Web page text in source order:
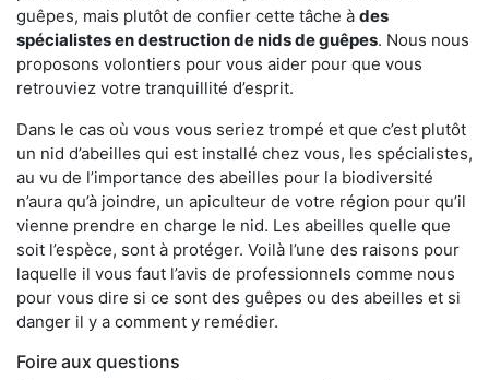
guêpes, mais plutôt de confier cette tâche à des
spécialistes en destruction de nids de guêpes. Nous nous
proposons volontiers pour vous aider pour que vous
retrouviez votre tranquillité d’esprit.
Dans le cas où vous vous seriez trompé et que c’est plutôt
un nid d’abeilles qui est installé chez vous, les spécialistes,
au vu de l’importance des abeilles pour la biodiversité
n’aura qu’à joindre, un apiculteur de votre région pour qu’il
vienne prendre en charge le nid. Les abeilles quelle que
soit l’espèce, sont à protéger. Voilà l’une des raisons pour
laquelle il vous faut l’avis de professionnels comme nous
pour vous dire si ce sont des guêpes ou des abeilles et si
danger il y a comment y remédier.
Foire aux questions